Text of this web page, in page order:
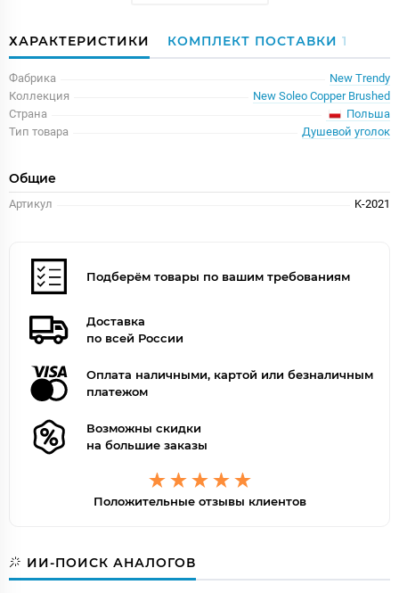
ХАРАКТЕРИСТИКИ КОМПЛЕКТ ПОСТАВКИ 1
Фабрика
New Trendy
Коллекция
New Soleo Copper Brushed
Страна
Польша
Тип товара
Душевой уголок
Общие
Артикул K-2021
Подберём товары по вашим требованиям
Доставка
по всей России
Оплата наличными, картой или безналичным
платежом
Возможны скидки
на большие заказы
Положительные отзывы клиентов
ИИ-ПОИСК АНАЛОГОВ